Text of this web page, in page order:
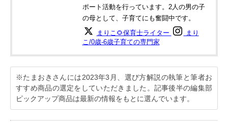
ポート活動を行っています。2人の男の子
の母として、子育てにも奮闘中です。
まりこ🌻保育士ライター
まり
こ/0歳-6歳子育ての専門家
※たまおきさんには2023年3月、選び方解説の執筆と筆者お
すすめ商品の選定をしていただきました。記事後半の編集部
ピックアップ商品は最新の情報をもとに選んでいます。